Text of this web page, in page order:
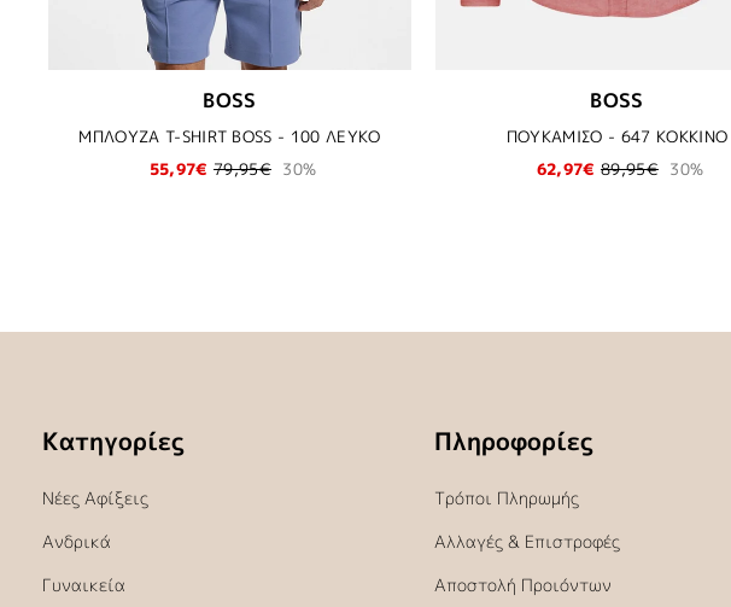
BOSS
ΜΠΛΟΥΖΑ T-SHIRT BOSS - 100 ΛΕΥΚΟ
55,97€ 79,95€ 30%
BOSS
ΠΟΥΚΑΜΙΣΟ - 647 ΚΟΚΚΙΝΟ
62,97€ 89,95€ 30%
Κατηγορίες
Νέες Αφίξεις
Ανδρικά
Γυναικεία
Πληροφορίες
Τρόποι Πληρωμής
Αλλαγές & Επιστροφές
Αποστολή Προιόντων